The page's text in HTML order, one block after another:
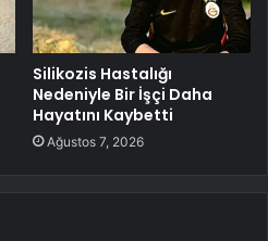
Silikozis Hastalığı
Nedeniyle Bir İşçi Daha
Hayatını Kaybetti
Ağustos 7, 2026